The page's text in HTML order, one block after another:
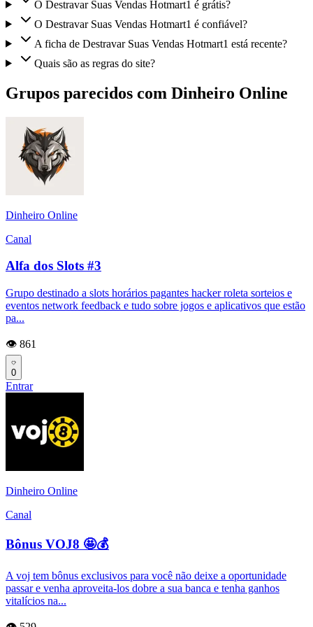
O Destravar Suas Vendas Hotmart1 é grátis?
O Destravar Suas Vendas Hotmart1 é confiável?
A ficha de Destravar Suas Vendas Hotmart1 está recente?
Quais são as regras do site?
Grupos parecidos com Dinheiro Online
Dinheiro Online
Canal
Alfa dos Slots #3
Grupo destinado a slots horários pagantes hacker roleta sorteios e
eventos network feedback e tudo sobre jogos e aplicativos que estão
pa...
👁️ 861
0
Entrar
Dinheiro Online
Canal
Bônus VOJ8 🤩💰
A voj tem bônus exclusivos para você não deixe a oportunidade
passar e venha aproveita-los dobre a sua banca e tenha ganhos
vitalícios na...